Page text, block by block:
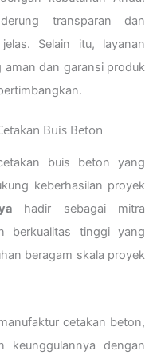
transparan dan
Selain itu, layanan
dan garansi produk
Buis Beton
buis beton yang
keberhasilan proyek
hadir sebagai mitra
berkualitas tinggi yang
beragam skala proyek
cetakan beton,
keunggulannya dengan